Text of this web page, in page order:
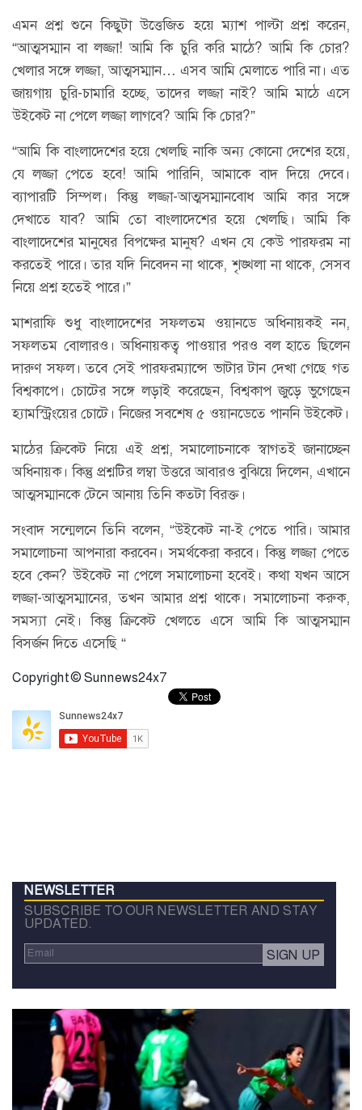
এমন প্রশ্ন শুনে কিছুটা উত্তেজিত হয়ে ম্যাশ পাল্টা প্রশ্ন করেন,
“আত্মসম্মান বা লজ্জা! আমি কি চুরি করি মাঠে? আমি কি চোর?
খেলার সঙ্গে লজ্জা, আত্মসম্মান… এসব আমি মেলাতে পারি না। এত
জায়গায় চুরি-চামারি হচ্ছে, তাদের লজ্জা নাই? আমি মাঠে এসে
উইকেট না পেলে লজ্জা লাগবে? আমি কি চোর?”
“আমি কি বাংলাদেশের হয়ে খেলছি নাকি অন্য কোনো দেশের হয়ে,
যে লজ্জা পেতে হবে! আমি পারিনি, আমাকে বাদ দিয়ে দেবে।
ব্যাপারটি সিম্পল। কিন্তু লজ্জা-আত্মসম্মানবোধ আমি কার সঙ্গে
দেখাতে যাব? আমি তো বাংলাদেশের হয়ে খেলছি। আমি কি
বাংলাদেশের মানুষের বিপক্ষের মানুষ? এখন যে কেউ পারফরম না
করতেই পারে। তার যদি নিবেদন না থাকে, শৃঙ্খলা না থাকে, সেসব
নিয়ে প্রশ্ন হতেই পারে।”
মাশরাফি শুধু বাংলাদেশের সফলতম ওয়ানডে অধিনায়কই নন,
সফলতম বোলারও। অধিনায়কত্ব পাওয়ার পরও বল হাতে ছিলেন
দারুণ সফল। তবে সেই পারফরম্যান্সে ভাটার টান দেখা গেছে গত
বিশ্বকাপে। চোটের সঙ্গে লড়াই করেছেন, বিশ্বকাপ জুড়ে ভুগেছেন
হ্যামস্ট্রিংয়ের চোটে। নিজের সবশেষ ৫ ওয়ানডেতে পাননি উইকেট।
মাঠের ক্রিকেট নিয়ে এই প্রশ্ন, সমালোচনাকে স্বাগতই জানাচ্ছেন
অধিনায়ক। কিন্তু প্রশ্নটির লম্বা উত্তরে আবারও বুঝিয়ে দিলেন, এখানে
আত্মসম্মানকে টেনে আনায় তিনি কতটা বিরক্ত।
সংবাদ সন্মেলনে তিনি বলেন, “উইকেট না-ই পেতে পারি। আমার
সমালোচনা আপনারা করবেন। সমর্থকেরা করবে। কিন্তু লজ্জা পেতে
হবে কেন? উইকেট না পেলে সমালোচনা হবেই। কথা যখন আসে
লজ্জা-আত্মসম্মানের, তখন আমার প্রশ্ন থাকে। সমালোচনা করুক,
সমস্যা নেই। কিন্তু ক্রিকেট খেলতে এসে আমি কি আত্মসম্মান
বিসর্জন দিতে এসেছি “
Copyright © Sunnews24x7
NEWSLETTER
SUBSCRIBE TO OUR NEWSLETTER AND STAY
UPDATED.